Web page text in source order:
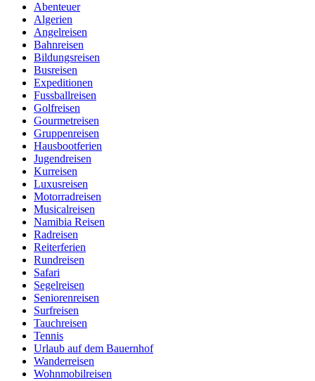
Abenteuer
Algerien
Angelreisen
Bahnreisen
Bildungsreisen
Busreisen
Expeditionen
Fussballreisen
Golfreisen
Gourmetreisen
Gruppenreisen
Hausbootferien
Jugendreisen
Kurreisen
Luxusreisen
Motorradreisen
Musicalreisen
Namibia Reisen
Radreisen
Reiterferien
Rundreisen
Safari
Segelreisen
Seniorenreisen
Surfreisen
Tauchreisen
Tennis
Urlaub auf dem Bauernhof
Wanderreisen
Wohnmobilreisen